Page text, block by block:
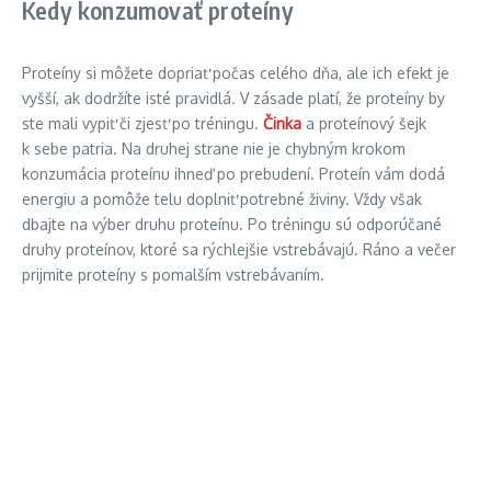
Kedy konzumovať proteíny
Proteíny si môžete dopriať počas celého dňa, ale ich efekt je
vyšší, ak dodržíte isté pravidlá. V zásade platí, že proteíny by
ste mali vypiť či zjesť po tréningu. Činka a proteínový šejk
k sebe patria. Na druhej strane nie je chybným krokom
konzumácia proteínu ihneď po prebudení. Proteín vám dodá
energiu a pomôže telu doplniť potrebné živiny. Vždy však
dbajte na výber druhu proteínu. Po tréningu sú odporúčané
druhy proteínov, ktoré sa rýchlejšie vstrebávajú. Ráno a večer
prijmite proteíny s pomalším vstrebávaním.